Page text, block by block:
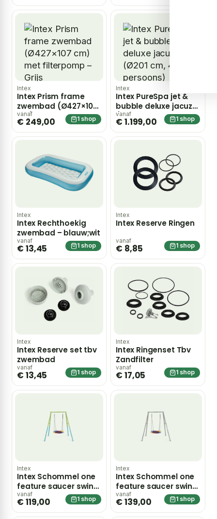
Intex
Intex Prism frame
zwembad (Ø427×107
cm) met filterpomp –
Grijs
vanaf
€ 249,00 1 shop
Intex
Intex PureSpa jet &
bubble deluxe jacuzzi
(Ø201 cm, 4
persoons)
vanaf
€ 1.199,00 1 shop
Intex
Intex Rechthoekig
zwembad – blauw;wit
vanaf
€ 13,45 1 shop
Intex
Intex Reserve Ringen
vanaf
€ 8,85 1 shop
Intex
Intex Reserve set tbv
zwembad
vanaf
€ 13,45 1 shop
Intex
Intex Ringenset Tbv
Zandfilter
vanaf
€ 17,05 1 shop
Intex
Intex Schommel one
feature saucer swing
set
vanaf
€ 119,00 1 shop
Intex
Intex Schommel one
feature saucer swing
set I
vanaf
€ 139,00 1 shop